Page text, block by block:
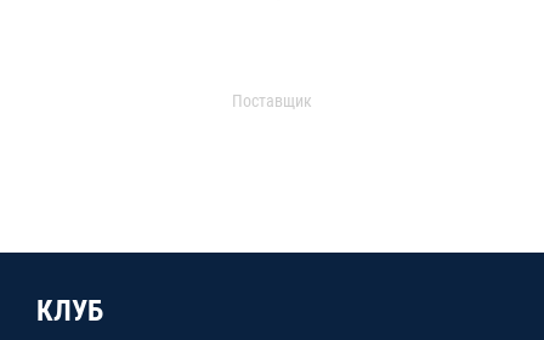
Поставщик
КЛУБ